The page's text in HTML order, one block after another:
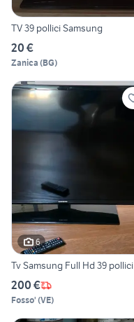
TV 39 pollici Samsung
20 €
Zanica (BG)
6
Tv Samsung Full Hd 39 pollici
200 €
Fosso' (VE)